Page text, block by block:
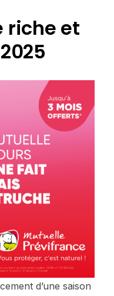
riche et
d’une saison